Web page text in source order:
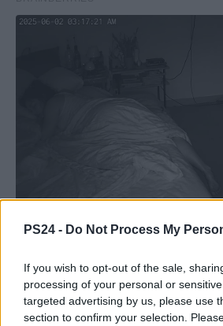
PS24 - Do Not Process My
If you wish to opt-out of the sale,
processing of your personal or
targeted advertising by us, please use
section to confirm your selection.